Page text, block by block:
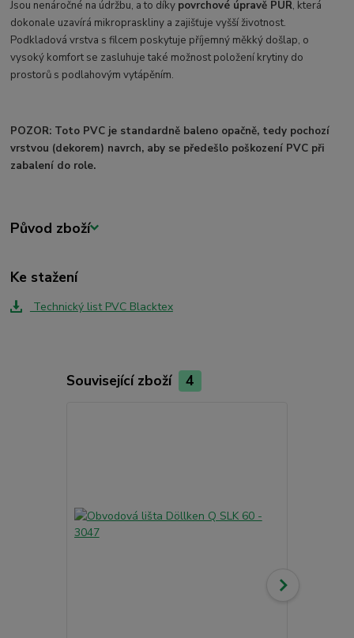
Jsou nenáročné na údržbu, a to díky povrchové úpravě PUR, která
dokonale uzavírá mikropraskliny a zajišťuje vyšší životnost.
Podkladová vrstva s filcem poskytuje příjemný měkký došlap, o
vysoký komfort se zasluhuje také možnost položení krytiny do
prostorů s podlahovým vytápěním.
POZOR: Toto PVC je standardně baleno opačně, tedy pochozí
vrstvou (dekorem) navrch, aby se předešlo poškození PVC při
zabalení do role.
Původ zboží
Ke stažení
Technický list PVC Blacktex
Související zboží 4